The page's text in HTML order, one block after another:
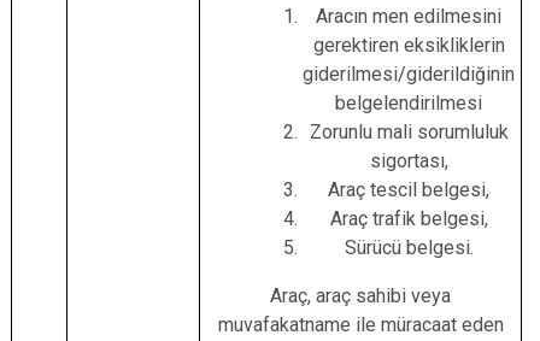
Aracın men edilmesini
gerektiren eksikliklerin
giderilmesi/giderildiğinin
belgelendirilmesi
Zorunlu mali sorumluluk
sigortası,
Araç tescil belgesi,
Araç trafik belgesi,
Sürücü belgesi.
Araç, araç sahibi veya
muvafakatname ile müracaat eden